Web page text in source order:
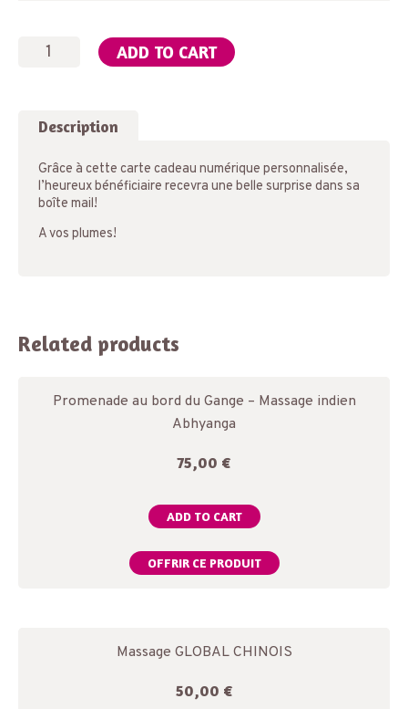
Carte
ADD TO CART
Description
Grâce à cette carte cadeau numérique personnalisée,
l’heureux bénéficiaire recevra une belle surprise dans sa
boîte mail!
A vos plumes!
Related products
Promenade au bord du Gange – Massage indien
Abhyanga
75,00 €
ADD TO CART
OFFRIR CE PRODUIT
Massage GLOBAL CHINOIS
50,00 €